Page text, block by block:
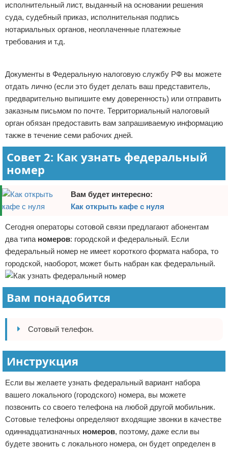
исполнительный лист, выданный на основании решения
суда, судебный приказ, исполнительная подпись
нотариальных органов, неоплаченные платежные
требования и т.д.
Документы в Федеральную налоговую службу РФ вы можете
отдать лично (если это будет делать ваш представитель,
предварительно выпишите ему доверенность) или отправить
заказным письмом по почте. Территориальный налоговый
орган обязан предоставить вам запрашиваемую информацию
также в течение семи рабочих дней.
Совет 2: Как узнать федеральный
номер
Вам будет интересно:
Как открыть кафе с нуля
Сегодня операторы сотовой связи предлагают абонентам
два типа номеров: городской и федеральный. Если
федеральный номер не имеет короткого формата набора, то
городской, наоборот, может быть набран как федеральный.
Вам понадобится
Сотовый телефон.
Инструкция
Если вы желаете узнать федеральный вариант набора
вашего локального (городского) номера, вы можете
позвонить со своего телефона на любой другой мобильник.
Сотовые телефоны определяют входящие звонки в качестве
одиннадцатизначных номеров, поэтому, даже если вы
будете звонить с локального номера, он будет определен в